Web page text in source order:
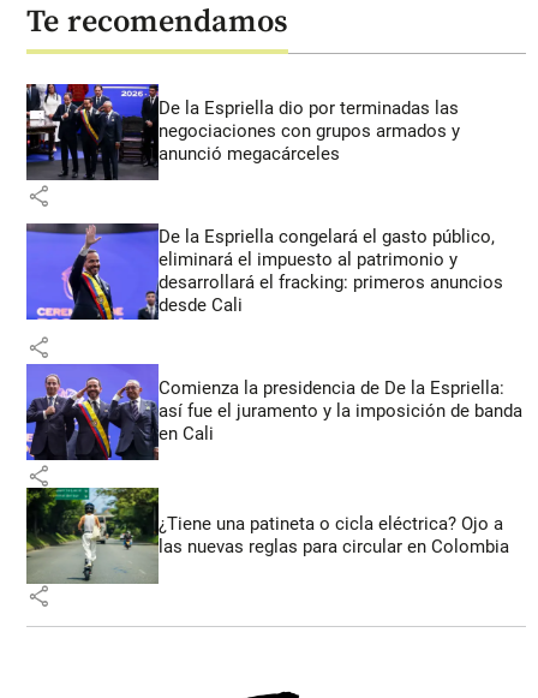
Te recomendamos
De la Espriella dio por terminadas las
negociaciones con grupos armados y
anunció megacárceles
share
De la Espriella congelará el gasto público,
eliminará el impuesto al patrimonio y
desarrollará el fracking: primeros anuncios
desde Cali
share
Comienza la presidencia de De la Espriella:
así fue el juramento y la imposición de banda
en Cali
share
¿Tiene una patineta o cicla eléctrica? Ojo a
las nuevas reglas para circular en Colombia
share